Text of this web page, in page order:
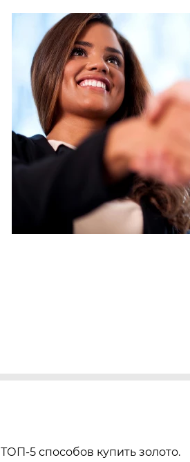
ТОП-5 способов купить золото.